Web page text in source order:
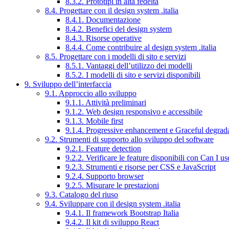
8.4. Progettare con il design system .italia
8.4.1. Documentazione
8.4.2. Benefici del design system
8.4.3. Risorse operative
8.4.4. Come contribuire al design system .italia
8.5. Progettare con i modelli di sito e servizi
8.5.1. Vantaggi dell’utilizzo dei modelli
8.5.2. I modelli di sito e servizi disponibili
9. Sviluppo dell’interfaccia
9.1. Approccio allo sviluppo
9.1.1. Attività preliminari
9.1.2. Web design responsivo e accessibile
9.1.3. Mobile first
9.1.4. Progressive enhancement e Graceful
9.2. Strumenti di supporto allo sviluppo del software
9.2.1. Feature detection
9.2.2. Verificare le feature disponibili con Can I
9.2.3. Strumenti e risorse per CSS e JavaScript
9.2.4. Supporto browser
9.2.5. Misurare le prestazioni
9.3. Catalogo del riuso
9.4. Sviluppare con il design system .italia
9.4.1. Il framework Bootstrap Italia
9.4.2. Il kit di sviluppo React